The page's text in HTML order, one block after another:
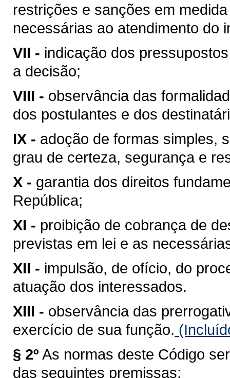
restrições e sanções em
necessárias ao atendimento do
VII - indicação dos
a decisão;
VIII - observância das
dos postulantes e dos
IX - adoção de formas simples,
grau de certeza, segurança e
X - garantia dos direitos
República;
XI - proibição de cobrança de
previstas em lei e as
XII - impulsão, de ofício, do
atuação dos interessados.
XIII - observância das
exercício de sua função.
§ 2º As normas deste Código
das seguintes premissas: